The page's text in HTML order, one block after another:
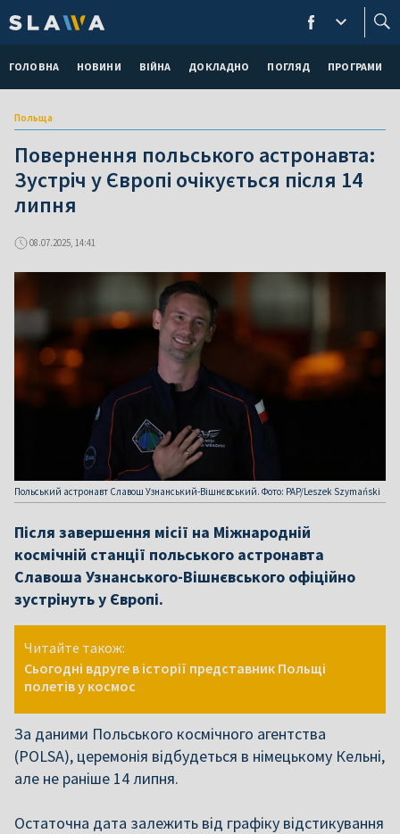
ГОЛОВНА НОВИНИ ВІЙНА ДОКЛАДНО ПОГЛЯД ПРОГРАМИ
Польща
Повернення польського астронавта:
Зустріч у Європі очікується після 14
липня
08.07.2025, 14:41
Польський астронавт Славош Узнанський-Вішнєвський. Фото: PAP/Leszek Szymański
Після завершення місії на Міжнародній
космічній станції польського астронавта
Славоша Узнанського-Вішнєвського офіційно
зустрінуть у Європі.
Читайте також:
Сьогодні вдруге в історії представник Польщі
полетів у космос
За даними Польського космічного агентства
(POLSA), церемонія відбудеться в німецькому Кельні,
але не раніше 14 липня.
Остаточна дата залежить від графіку відстикування